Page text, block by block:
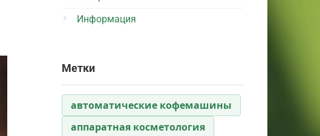
Информация
Метки
автоматические кофемашины
аппаратная косметология